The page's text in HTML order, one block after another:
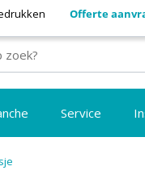
Offerte
Service